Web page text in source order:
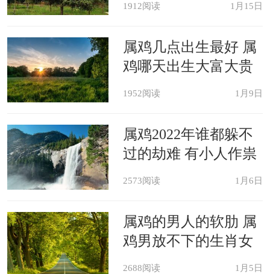
1912阅读 1月15日
属鸡几点出生最好 属
鸡哪天出生大富大贵
1952阅读 1月9日
属鸡2022年谁都躲不
过的劫难 有小人作祟
2573阅读 1月6日
属鸡的男人的软肋 属
鸡男放不下的生肖女
2688阅读 1月5日